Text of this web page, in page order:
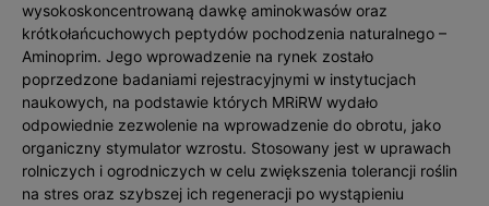
wysokoskoncentrowaną dawkę aminokwasów oraz
krótkołańcuchowych peptydów pochodzenia naturalnego –
Aminoprim. Jego wprowadzenie na rynek zostało
poprzedzone badaniami rejestracyjnymi w instytucjach
naukowych, na podstawie których MRiRW wydało
odpowiednie zezwolenie na wprowadzenie do obrotu, jako
organiczny stymulator wzrostu. Stosowany jest w uprawach
rolniczych i ogrodniczych w celu zwiększenia tolerancji roślin
na stres oraz szybszej ich regeneracji po wystąpieniu